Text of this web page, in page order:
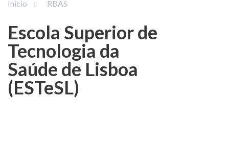
Início RBAS
Escola Superior de
Tecnologia da
Saúde de Lisboa
(ESTeSL)